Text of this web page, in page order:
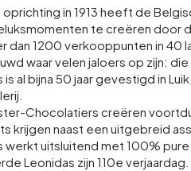
oprichting in 1913 heeft de
te creëren door
dan 1200 verkooppunten in 40
waar velen jaloers op zijn:
is al bijna 50 jaar gevestigd in
Chocolatiers creëren
krijgen naast een uitgebreid
werkt uitsluitend met 100%
Leonidas zijn 110e